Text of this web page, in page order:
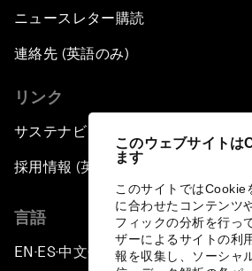
このウェブサイトは
ます
このサイトではCookie
に合わせたコンテンツ
フィックの分析を行っ
ザーによるサイトの利
報を収集し、ソーシャ
ニュースレター購読
連絡先 (英語のみ)
リンク
サステナビリティへの取り組み
採用情報 (英語のみ)
言語
EN ▪ES▪中文▪ 日本語